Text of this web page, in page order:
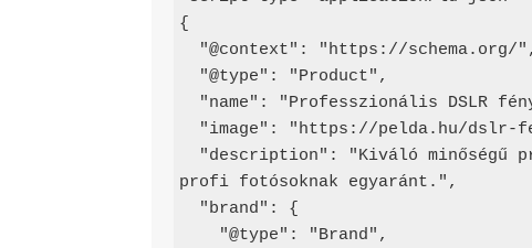
{
  "@context": "
https ://schema.org/",
profi fotósoknak egyaránt.",